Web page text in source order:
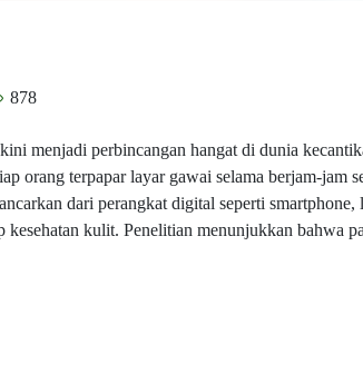
878
menjadi perbincangan hangat di dunia
orang terpapar layar gawai selama berjam-jam
dari perangkat digital seperti smartphone,
kesehatan kulit. Penelitian menunjukkan bahwa